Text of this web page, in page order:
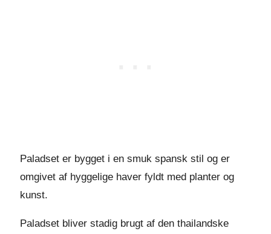
Paladset er bygget i en smuk spansk stil og er
omgivet af hyggelige haver fyldt med planter og
kunst.
Paladset bliver stadig brugt af den thailandske